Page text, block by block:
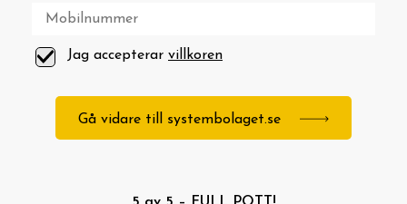
Jag accepterar villkoren
Gå vidare till systembolaget.se